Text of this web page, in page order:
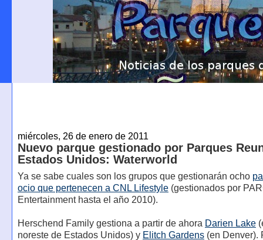
miércoles, 26 de enero de 2011
Nuevo parque gestionado por Parques
Estados Unidos: Waterworld
Ya se sabe cuales son los grupos que gestionarán ocho
ocio que pertenecen a CNL Lifestyle(gestionados por
Entertainment hasta el año 2010).
Herschend Family gestiona a partir de ahora Darien Lake
noreste de Estados Unidos) y Elitch Gardens(en Denver).